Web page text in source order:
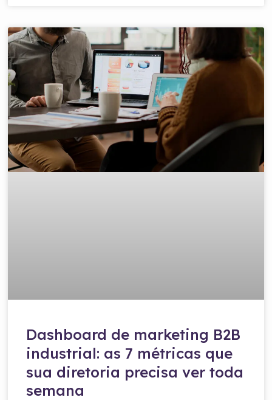
Dashboard de marketing B2B
industrial: as 7 métricas que
sua diretoria precisa ver toda
semana